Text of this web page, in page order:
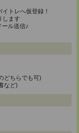
トレへ仮登録！
します
ール送信♪
どちらでも可)
など)